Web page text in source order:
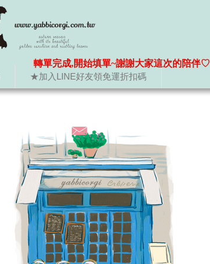
★加入LINE好友領免運折扣碼
轉單完成,開始填單~謝謝大家這次的陪伴♡